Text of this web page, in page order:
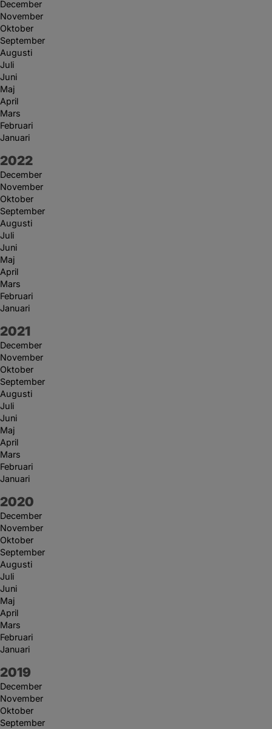
December
November
Oktober
September
Augusti
Juli
Juni
Maj
April
Mars
Februari
Januari
År:
2022
December
November
Oktober
September
Augusti
Juli
Juni
Maj
April
Mars
Februari
Januari
År:
2021
December
November
Oktober
September
Augusti
Juli
Juni
Maj
April
Mars
Februari
Januari
År:
2020
December
November
Oktober
September
Augusti
Juli
Juni
Maj
April
Mars
Februari
Januari
År:
2019
December
November
Oktober
September